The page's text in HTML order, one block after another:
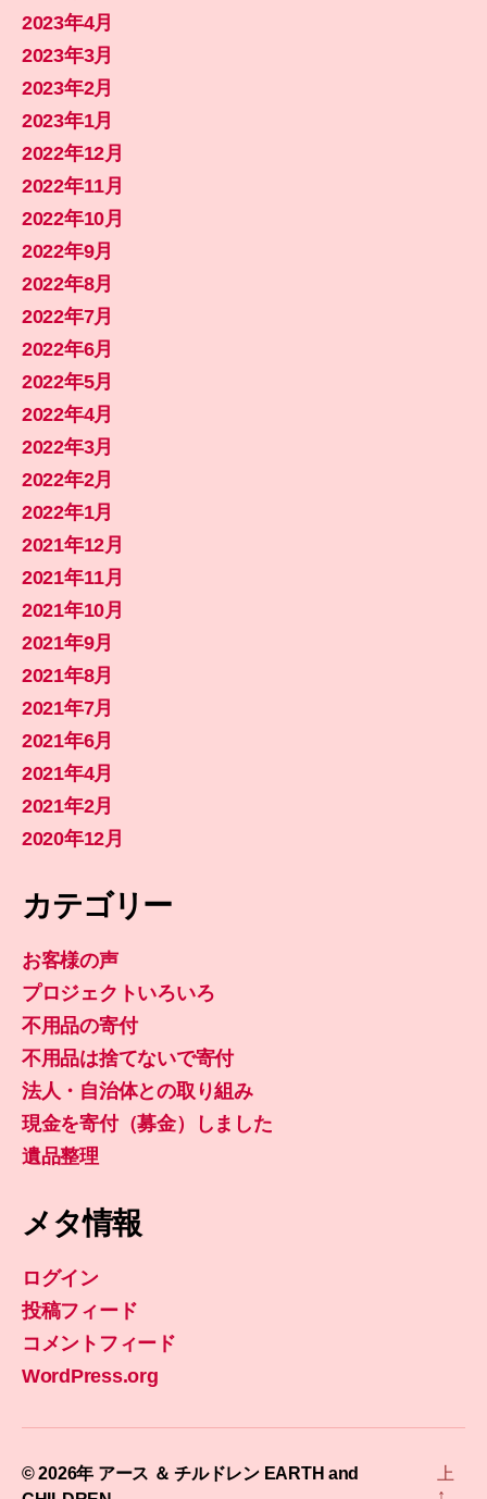
2023年4月
2023年3月
2023年2月
2023年1月
2022年12月
2022年11月
2022年10月
2022年9月
2022年8月
2022年7月
2022年6月
2022年5月
2022年4月
2022年3月
2022年2月
2022年1月
2021年12月
2021年11月
2021年10月
2021年9月
2021年8月
2021年7月
2021年6月
2021年4月
2021年2月
2020年12月
カテゴリー
お客様の声
プロジェクトいろいろ
不用品の寄付
不用品は捨てないで寄付
法人・自治体との取り組み
現金を寄付（募金）しました
遺品整理
メタ情報
ログイン
投稿フィード
コメントフィード
WordPress.org
© 2026年 アース ＆ チルドレン EARTH and
上
↑